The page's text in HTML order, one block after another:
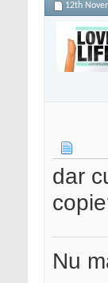
12th
dar
Nu